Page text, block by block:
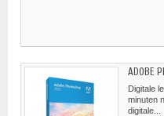
ADOBE
Digitale
minuten
digitale...